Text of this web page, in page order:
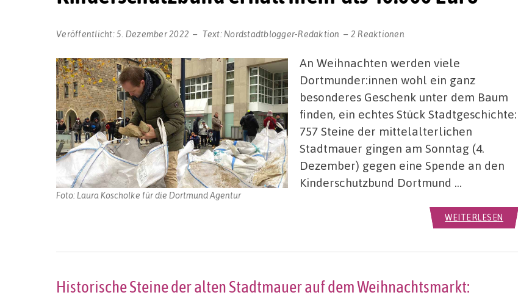
Veröffentlicht:5. Dezember 2022 Text: Nordstadtblogger-Redaktion 2 Reaktionen
Foto: Laura Koscholke für die Dortmund Agentur
An Weihnachten werden viele
Dortmunder:innen wohl ein ganz
besonderes Geschenk unter dem Baum
finden, ein echtes Stück Stadtgeschichte:
757 Steine der mittelalterlichen
Stadtmauer gingen am Sonntag (4.
Dezember) gegen eine Spende an den
Kinderschutzbund Dortmund …
WEITERLESEN
Historische Steine der alten Stadtmauer auf dem Weihnachtsmarkt: